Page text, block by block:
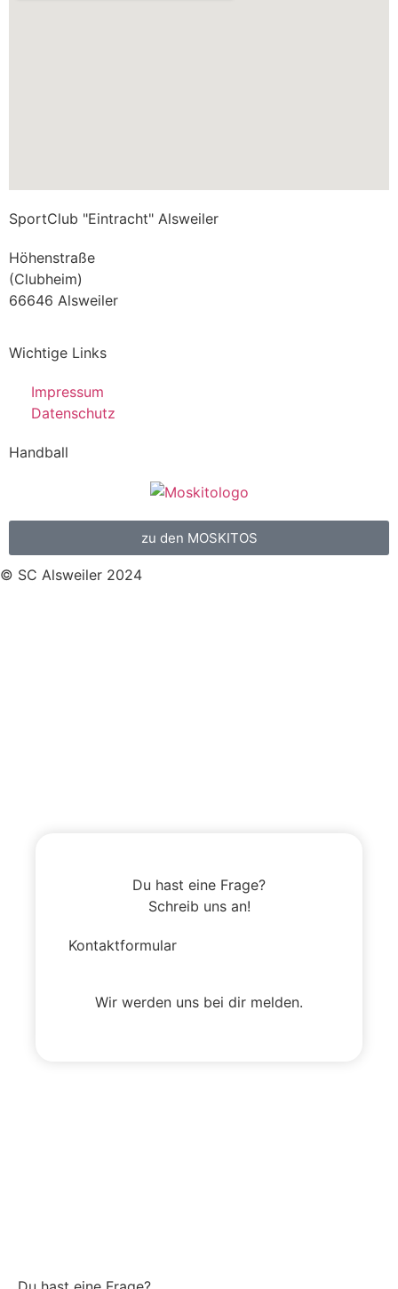
SportClub "Eintracht" Alsweiler
Höhenstraße
(Clubheim)
66646 Alsweiler
Wichtige Links
Impressum
Datenschutz
Handball
zu den MOSKITOS
© SC Alsweiler 2024
Du hast eine Frage?
Schreib uns an!
Kontaktformular
Wir werden uns bei dir melden.